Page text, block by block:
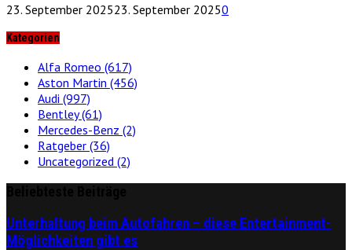
23. September 202523. September 20250
Kategorien
Alfa Romeo (617)
Aston Martin (456)
Audi (997)
Bentley(61)
Mercedes-Benz (2)
Ratgeber (36)
Uncategorized (2)
Unterhaltung beim Autofahren – diese Entertainment-
Möglichkeiten gibt es